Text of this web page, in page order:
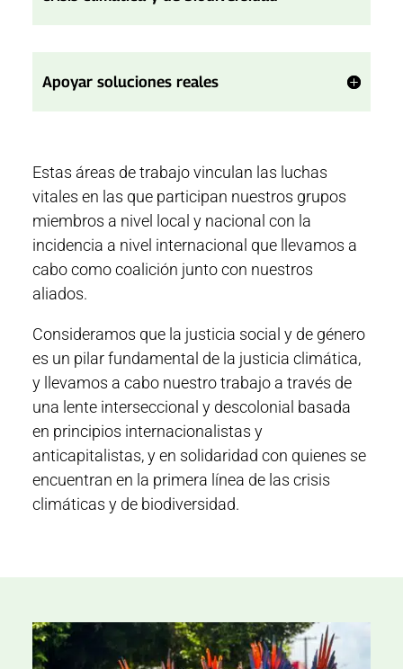
Apoyar soluciones reales
Estas áreas de trabajo vinculan las luchas
vitales en las que participan nuestros grupos
miembros a nivel local y nacional con la
incidencia a nivel internacional que llevamos a
cabo como coalición junto con nuestros
aliados.
Consideramos que la justicia social y de género
es un pilar fundamental de la justicia climática,
y llevamos a cabo nuestro trabajo a través de
una lente interseccional y descolonial basada
en principios internacionalistas y
anticapitalistas, y en solidaridad con quienes se
encuentran en la primera línea de las crisis
climáticas y de biodiversidad.